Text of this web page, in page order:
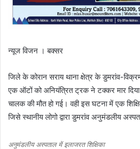
न्यूज विजन । बक्सर
जिले के कोरान सराय थाना क्षेत्र के डुमरांव-
एक ऑटों को अनियंत्रित ट्रक ने टक्कर मार
चालक की मौत हो गई। वही इस घटना में एक
जिसे स्थानीय लोगो द्वारा डुमरांव अनुमंडलीय
अनुमंडलीय अस्पताल में इलाजरत शिक्षिका